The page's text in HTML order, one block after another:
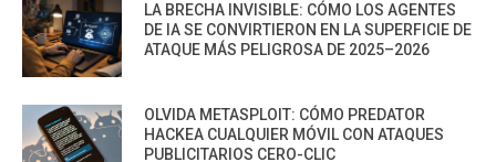
LA BRECHA INVISIBLE: CÓMO LOS AGENTES
DE IA SE CONVIRTIERON EN LA SUPERFICIE DE
ATAQUE MÁS PELIGROSA DE 2025–2026
OLVIDA METASPLOIT: CÓMO PREDATOR
HACKEA CUALQUIER MÓVIL CON ATAQUES
PUBLICITARIOS CERO-CLIC